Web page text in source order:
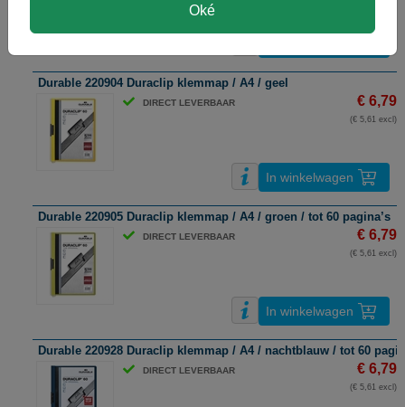
Durable 220904 Duraclip klemmap / A4 / geel
DIRECT LEVERBAAR € 6,79
(€ 5,61 excl)
In winkelwagen
Durable 220905 Duraclip klemmap / A4 / groen / tot 60 pagina’s
DIRECT LEVERBAAR € 6,79
(€ 5,61 excl)
In winkelwagen
Durable 220928 Duraclip klemmap / A4 / nachtblauw / tot 60
DIRECT LEVERBAAR € 6,79
(€ 5,61 excl)
Oké